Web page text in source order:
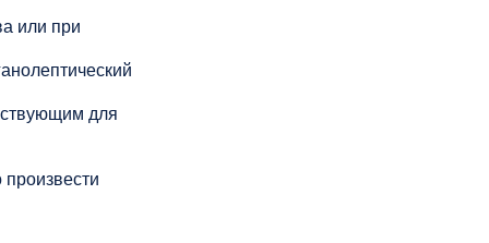
или при
для